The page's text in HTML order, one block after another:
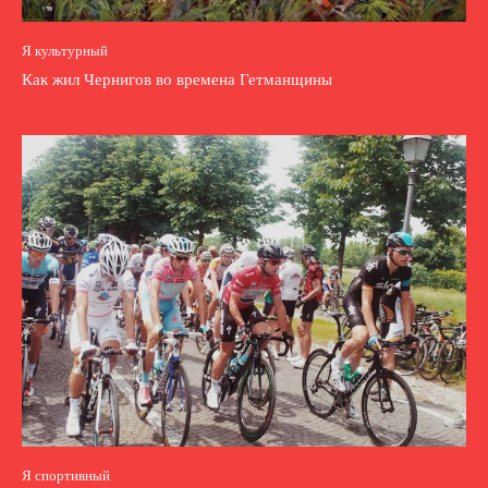
Я культурный
Как жил Чернигов во времена Гетманщины
Я спортивный